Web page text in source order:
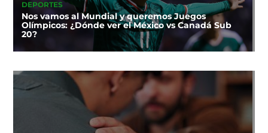
DEPORTES
Nos vamos al Mundial y queremos Juegos
Olímpicos: ¿Dónde ver el México vs Canadá Sub
20?